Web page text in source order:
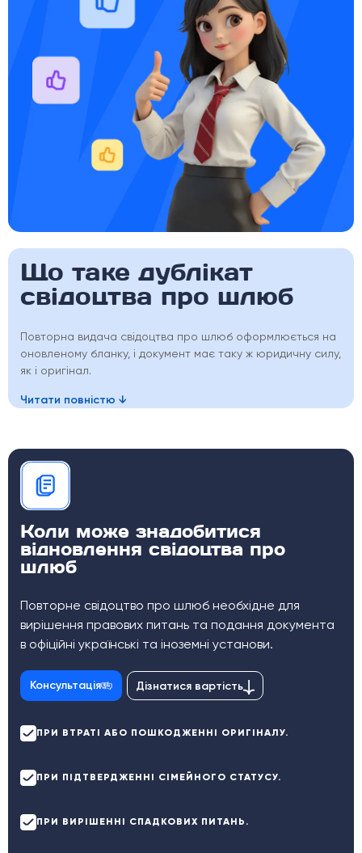
Що таке дублікат
свідоцтва про шлюб
Повторна видача свідоцтва про шлюб оформлюється на
оновленому бланку, і документ має таку ж юридичну силу,
як і оригінал.
Читати повністю
Коли може знадобитися
відновлення свідоцтва про
шлюб
Повторне свідоцтво про шлюб необхідне для
вирішення правових питань та подання документа
в офіційні українські та іноземні установи.
Консультація Дізнатися вартість
ПРИ ВТРАТІ АБО ПОШКОДЖЕННІ ОРИГІНАЛУ.
ПРИ ПІДТВЕРДЖЕННІ СІМЕЙНОГО СТАТУСУ.
ПРИ ВИРІШЕННІ СПАДКОВИХ ПИТАНЬ.